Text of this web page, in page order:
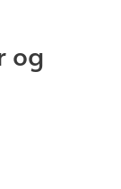
og